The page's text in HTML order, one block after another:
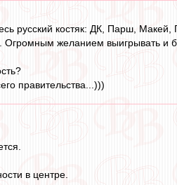
русский костяк: ДК, Парш,
желанием выигрывать и
правительства...)))
в центре.